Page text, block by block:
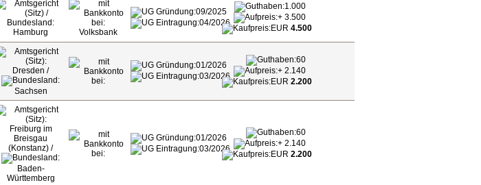
Hamburg Volksbank
09/2025
04/2026
1.000
+ 3.500
EUR4.500
Dresden /
Sachsen
01/2026
03/2026
60
+ 2.140
EUR2.200
Freiburg im
Breisgau
(Konstanz) /
Baden-
Württemberg
01/2026
03/2026
60
+ 2.140
EUR2.200